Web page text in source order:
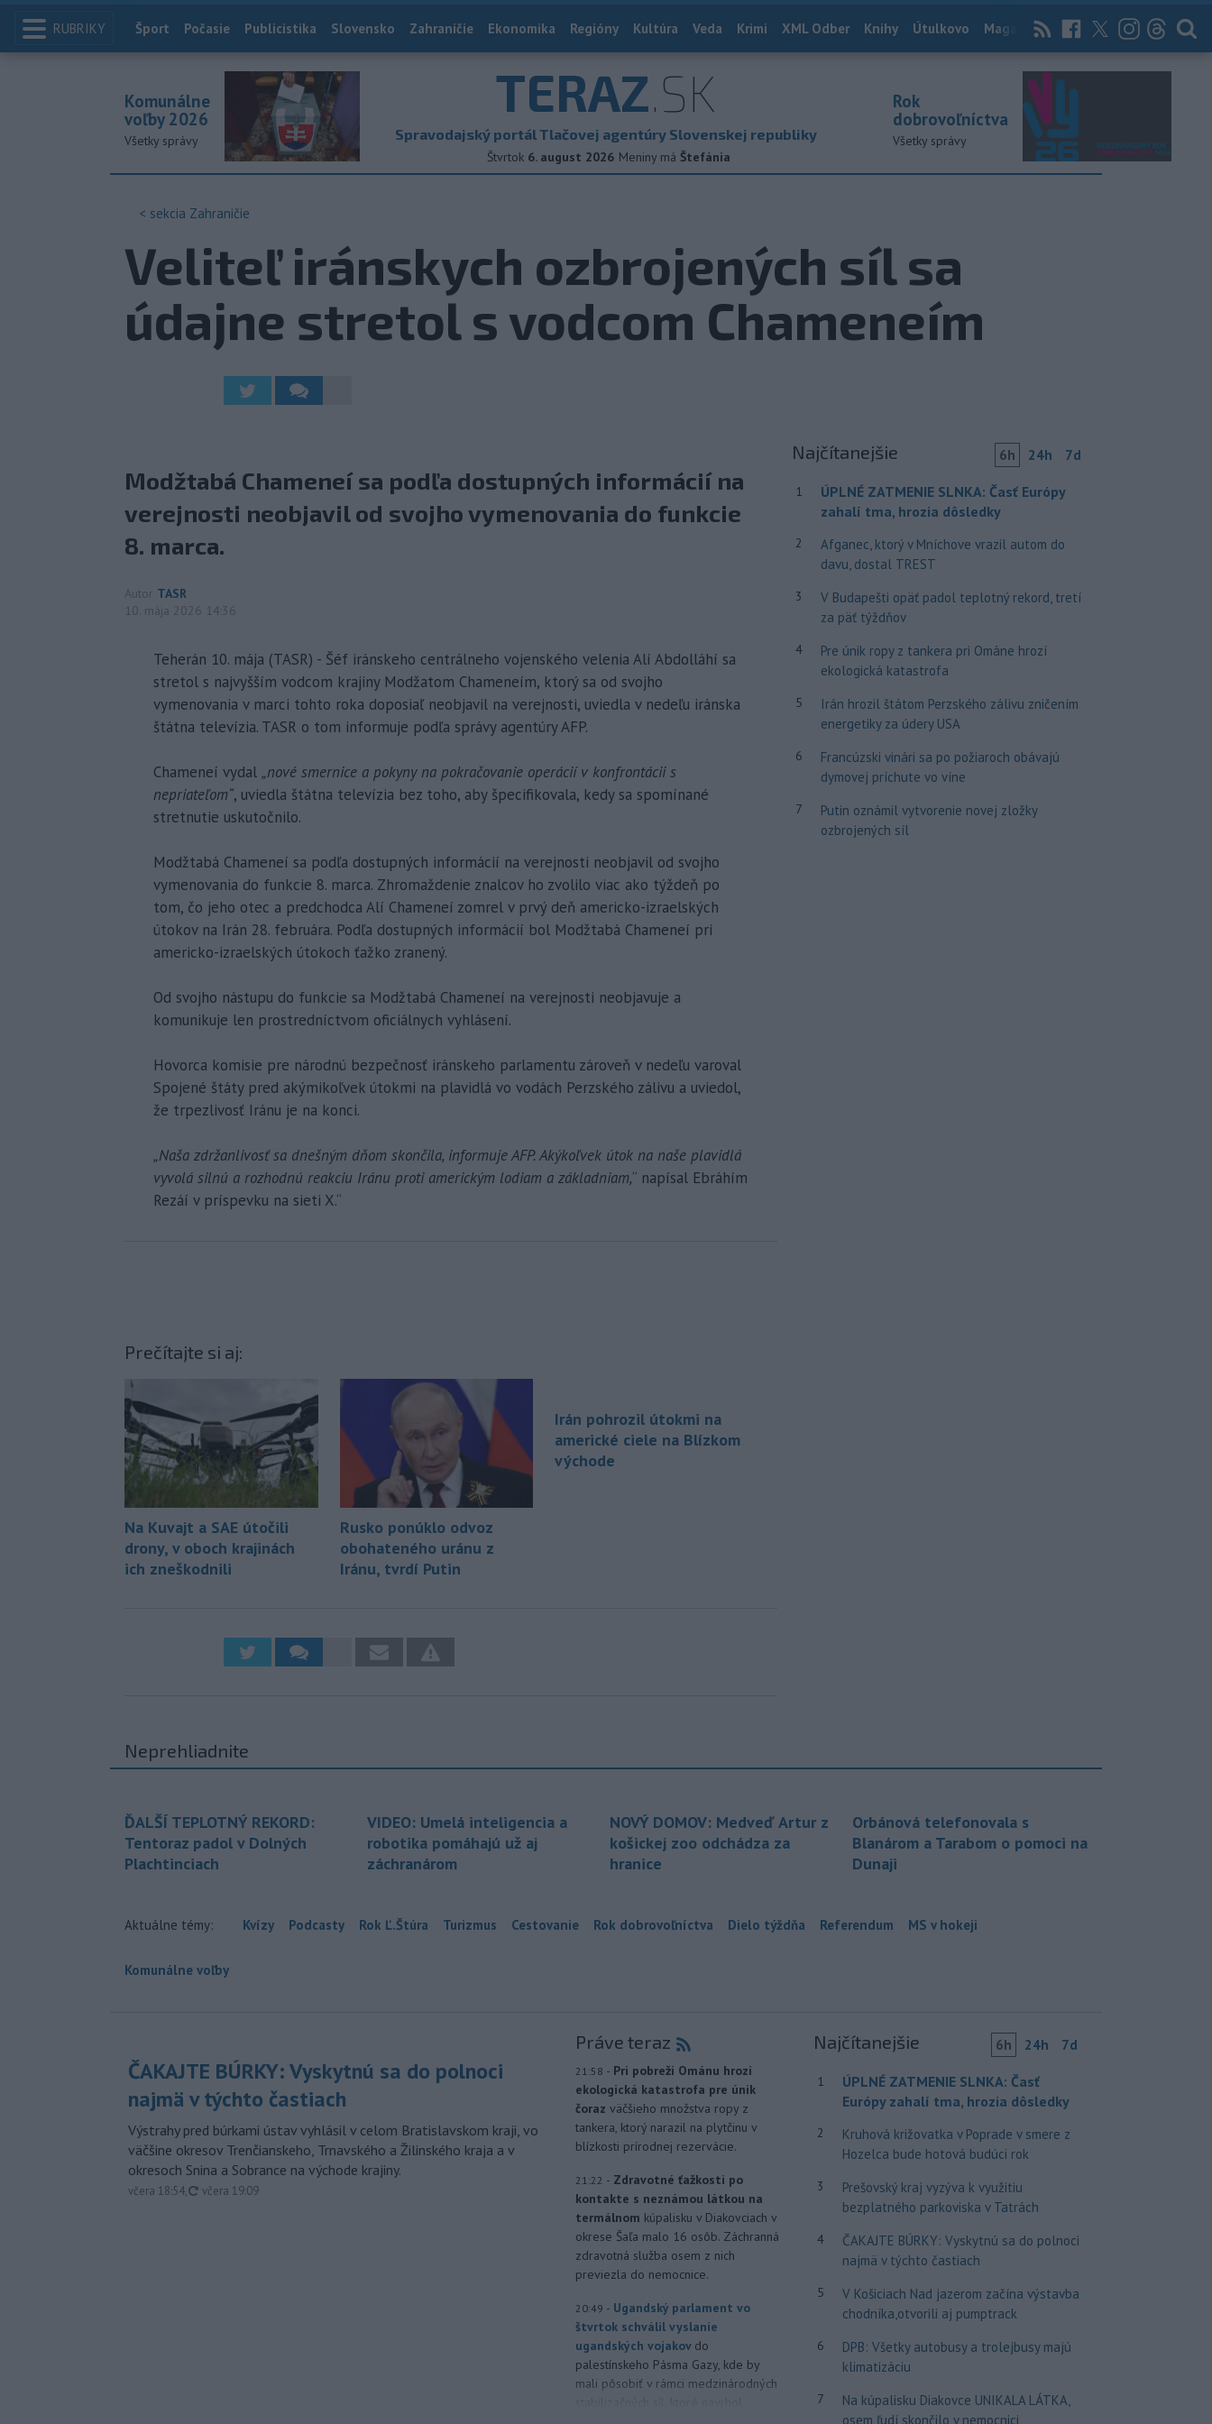
RUBRIKY Index
Šport Počasie Publicistika Slovensko Zahraničie Ekonomika Regióny Kultúra Veda Krimi XML Odber Knihy Útulkovo Magazín News Now Archív
TERAZ.SK
Spravodajský portál Tlačovej agentúry Slovenskej republiky
Štvrtok 6. august 2026 Meniny má Štefánia
Komunálne
voľby 2026
Všetky správy
Rok
dobrovoľníctva
Všetky správy
< sekcia Zahraničie
Veliteľ iránskych ozbrojených síl sa
údajne stretol s vodcom Chameneím
Modžtabá Chameneí sa podľa dostupných informácií na
verejnosti neobjavil od svojho vymenovania do funkcie
8. marca.
Autor TASR
10. mája 2026 14:36
Teherán 10. mája (TASR) - Šéf iránskeho centrálneho vojenského velenia Alí Abdolláhí sa
stretol s najvyšším vodcom krajiny Modžatom Chameneím, ktorý sa od svojho
vymenovania v marci tohto roka doposiaľ neobjavil na verejnosti, uviedla v nedeľu iránska
štátna televízia. TASR o tom informuje podľa správy agentúry AFP.
Chameneí vydal „nové smernice a pokyny na pokračovanie operácií v konfrontácii s
nepriateľom“, uviedla štátna televízia bez toho, aby špecifikovala, kedy sa spomínané
stretnutie uskutočnilo.
Modžtabá Chameneí sa podľa dostupných informácií na verejnosti neobjavil od svojho
vymenovania do funkcie 8. marca. Zhromaždenie znalcov ho zvolilo viac ako týždeň po
tom, čo jeho otec a predchodca Alí Chameneí zomrel v prvý deň americko-izraelských
útokov na Irán 28. februára. Podľa dostupných informácií bol Modžtabá Chameneí pri
americko-izraelských útokoch ťažko zranený.
Od svojho nástupu do funkcie sa Modžtabá Chameneí na verejnosti neobjavuje a
komunikuje len prostredníctvom oficiálnych vyhlásení.
Hovorca komisie pre národnú bezpečnosť iránskeho parlamentu zároveň v nedeľu varoval
Spojené štáty pred akýmikoľvek útokmi na plavidlá vo vodách Perzského zálivu a uviedol,
že trpezlivosť Iránu je na konci.
„Naša zdržanlivosť sa dnešným dňom skončila, informuje AFP. Akýkoľvek útok na naše plavidlá
vyvolá silnú a rozhodnú reakciu Iránu proti americkým lodiam a základniam,“ napísal Ebráhím
Rezáí v príspevku na sieti X.“
Prečítajte si aj:
Na Kuvajt a SAE útočili
drony, v oboch krajinách
ich zneškodnili
Rusko ponúklo odvoz
obohateného uránu z
Iránu, tvrdí Putin
Irán pohrozil útokmi na
americké ciele na Blízkom
východe
Najčítanejšie 6h 24h 7d
1
ÚPLNÉ ZATMENIE SLNKA: Časť Európy
zahalí tma, hrozia dôsledky
2
Afganec, ktorý v Mníchove vrazil autom do
davu, dostal TREST
3
V Budapešti opäť padol teplotný rekord, tretí
za päť týždňov
4
Pre únik ropy z tankera pri Ománe hrozí
ekologická katastrofa
5
Irán hrozil štátom Perzského zálivu zničením
energetiky za údery USA
6
Francúzski vinári sa po požiaroch obávajú
dymovej príchute vo víne
7
Putin oznámil vytvorenie novej zložky
ozbrojených síl
Neprehliadnite
ĎALŠÍ TEPLOTNÝ REKORD:
Tentoraz padol v Dolných
Plachtinciach
VIDEO: Umelá inteligencia a
robotika pomáhajú už aj
záchranárom
NOVÝ DOMOV: Medveď Artur z
košickej zoo odchádza za
hranice
Orbánová telefonovala s
Blanárom a Tarabom o pomoci na
Dunaji
Aktuálne témy: Kvízy Podcasty Rok Ľ.Štúra Turizmus Cestovanie Rok dobrovoľníctva Dielo týždňa Referendum MS v hokeji
Komunálne voľby
ČAKAJTE BÚRKY: Vyskytnú sa do polnoci
najmä v týchto častiach
Výstrahy pred búrkami ústav vyhlásil v celom Bratislavskom kraji, vo
väčšine okresov Trenčianskeho, Trnavského a Žilinského kraja a v
okresoch Snina a Sobrance na východe krajiny.
včera 18:54, aktualizované
včera 19:09
Práve teraz
21:58 - Pri pobreží Ománu hrozí
ekologická katastrofa pre únik
čoraz väčšieho množstva ropy z
tankera, ktorý narazil na plytčinu v
blízkosti prírodnej rezervácie.
21:22 - Zdravotné ťažkosti po
kontakte s neznámou látkou na
termálnom kúpalisku v Diakovciach v
okrese Šaľa malo 16 osôb. Záchranná
zdravotná služba osem z nich
previezla do nemocnice.
20:49 - Ugandský parlament vo
štvrtok schválil vyslanie
ugandských vojakov do
palestínskeho Pásma Gazy, kde by
mali pôsobiť v rámci medzinárodných
Najčítanejšie 6h 24h 7d
1
ÚPLNÉ ZATMENIE SLNKA: Časť
Európy zahalí tma, hrozia dôsledky
2
Kruhová križovatka v Poprade v smere z
Hozelca bude hotová budúci rok
3
Prešovský kraj vyzýva k využitiu
bezplatného parkoviska v Tatrách
4
ČAKAJTE BÚRKY: Vyskytnú sa do polnoci
najmä v týchto častiach
5
V Košiciach Nad jazerom začína výstavba
chodníka,otvorili aj pumptrack
6
DPB: Všetky autobusy a trolejbusy majú
klimatizáciu
7
Na kúpalisku Diakovce UNIKALA LÁTKA,
osem ľudí skončilo v nemocnici